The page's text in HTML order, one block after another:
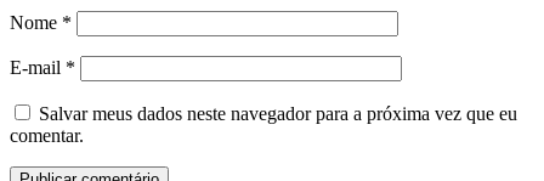
Nome *
E-mail *
Salvar meus dados neste navegador para a próxima vez que eu
comentar.